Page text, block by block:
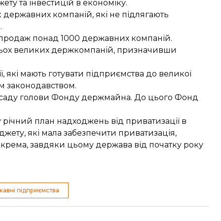
та інвестицій в економіку.
державних компаній, які не підлягають
понад 1000 державних компаній.
великих держкомпаній, призначивши
мають готувати підприємства до великої
законодавством.
голови Фонду держмайна. До цього Фонд
план надходжень від приватизації в
які мала забезпечити приватизація,
завдяки цьому держава від початку року
підприємства